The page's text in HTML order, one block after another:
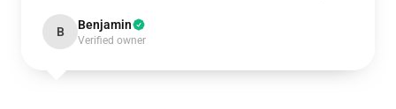
B Benjamin
Verified owner